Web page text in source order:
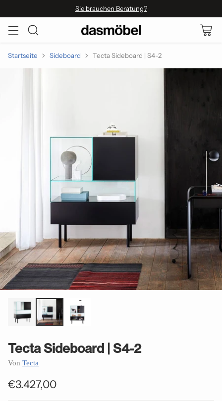
Sie brauchen Beratung?
Startseite Sideboard Tecta Sideboard | S4-2
Tecta Sideboard | S4-2
Von Tecta
Normaler
€3.427,00